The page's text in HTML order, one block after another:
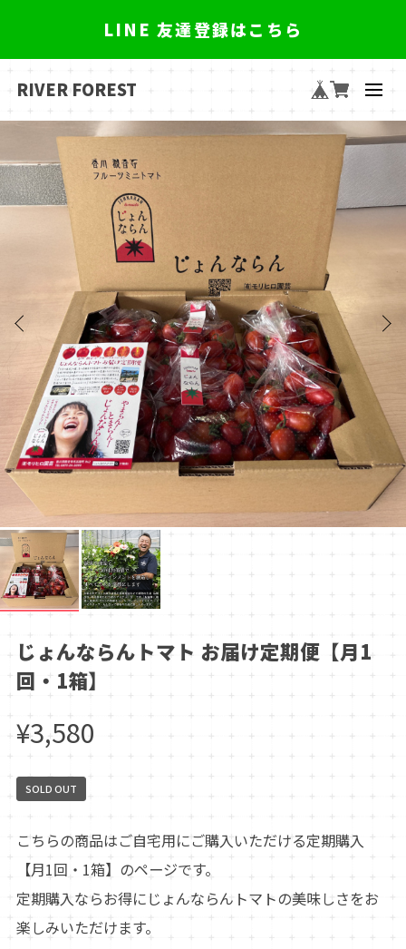
LINE 友達登録はこちら
RIVER FOREST
じょんならんトマト お届け定期便【月1
回・1箱】
¥3,580
SOLD OUT
こちらの商品はご自宅用にご購入いただける定期購入
【月1回・1箱】のページです。
定期購入ならお得にじょんならんトマトの美味しさをお
楽しみいただけます。